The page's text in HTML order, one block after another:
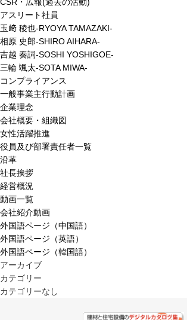
アスリート社員
玉﨑 稜也-RYOYA TAMAZAKI-
相原 史郎-SHIRO AIHARA-
吉越 奏詞-SOSHI YOSHIGOE-
三輪 颯太-SOTA MIWA-
コンプライアンス
一般事業主行動計画
企業理念
会社概要・組織図
女性活躍推進
役員及び部署責任者一覧
沿革
社長挨拶
経営概況
動画一覧
会社紹介動画
外国語ページ（中国語）
外国語ページ（英語）
外国語ページ（韓国語）
アーカイブ
カテゴリー
カテゴリーなし